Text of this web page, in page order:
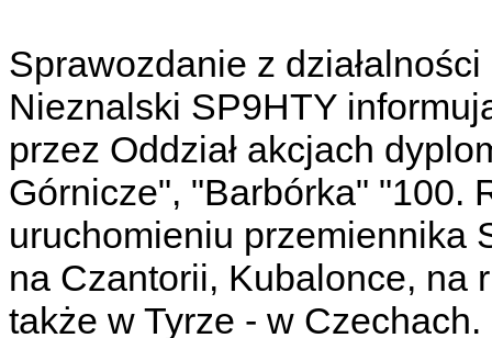
Sprawozdanie z działalności
Nieznalski SP9HTY
przez Oddział akcjach
Górnicze", "Barbórka" "100.
uruchomieniu przemiennika
na Czantorii, Kubalonce, na
także w Tyrze - w